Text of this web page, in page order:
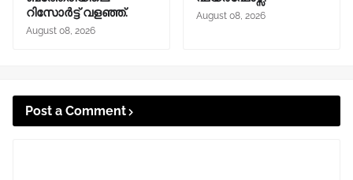
റിസോർട്ട് വളഞ്ഞ്.
August 08, 2026
August 08, 2026
Post a Comment